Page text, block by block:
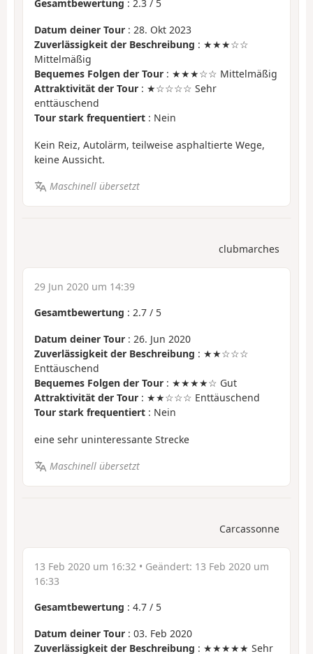
Gesamtbewertung : 2.3 / 5
Datum deiner Tour : 28. Okt 2023
Zuverlässigkeit der Beschreibung : ★★★☆☆
Mittelmäßig
Bequemes Folgen der Tour : ★★★☆☆ Mittelmäßig
Attraktivität der Tour : ★☆☆☆☆ Sehr
enttäuschend
Tour stark frequentiert : Nein
Kein Reiz, Autolärm, teilweise asphaltierte Wege,
keine Aussicht.
Maschinell übersetzt
clubmarches
29 Jun 2020 um 14:39
Gesamtbewertung : 2.7 / 5
Datum deiner Tour : 26. Jun 2020
Zuverlässigkeit der Beschreibung : ★★☆☆☆
Enttäuschend
Bequemes Folgen der Tour : ★★★★☆ Gut
Attraktivität der Tour : ★★☆☆☆ Enttäuschend
Tour stark frequentiert : Nein
eine sehr uninteressante Strecke
Maschinell übersetzt
Carcassonne
13 Feb 2020 um 16:32 • Geändert: 13 Feb 2020 um
16:33
Gesamtbewertung : 4.7 / 5
Datum deiner Tour : 03. Feb 2020
Zuverlässigkeit der Beschreibung : ★★★★★ Sehr